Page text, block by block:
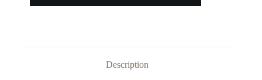
Description